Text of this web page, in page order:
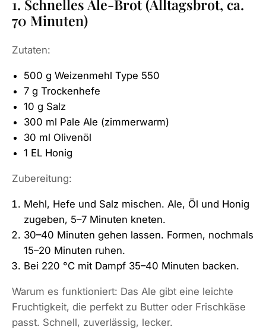
1. Schnelles Ale-Brot (Alltagsbrot, ca.
70 Minuten)
Zutaten:
500 g Weizenmehl Type 550
7 g Trockenhefe
10 g Salz
300 ml Pale Ale (zimmerwarm)
30 ml Olivenöl
1 EL Honig
Zubereitung:
Mehl, Hefe und Salz mischen. Ale, Öl und Honig
zugeben, 5–7 Minuten kneten.
30–40 Minuten gehen lassen. Formen, nochmals
15–20 Minuten ruhen.
Bei 220 °C mit Dampf 35–40 Minuten backen.
Warum es funktioniert: Das Ale gibt eine leichte
Fruchtigkeit, die perfekt zu Butter oder Frischkäse
passt. Schnell, zuverlässig, lecker.